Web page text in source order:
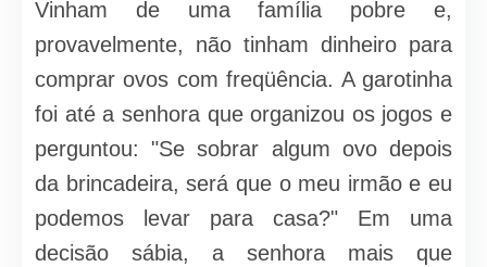
Vinham de uma família pobre e,
provavelmente, não tinham dinheiro para
comprar ovos com freqüência. A garotinha
foi até a senhora que organizou os jogos e
perguntou: "Se sobrar algum ovo depois
da brincadeira, será que o meu irmão e eu
podemos levar para casa?" Em uma
decisão sábia, a senhora mais que